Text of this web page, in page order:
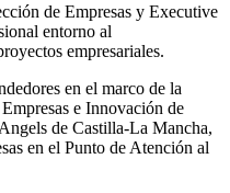
de Empresas y Executive
entorno al
empresariales.
en el marco de la
e Innovación de
de Castilla-La Mancha,
en el Punto de Atención al